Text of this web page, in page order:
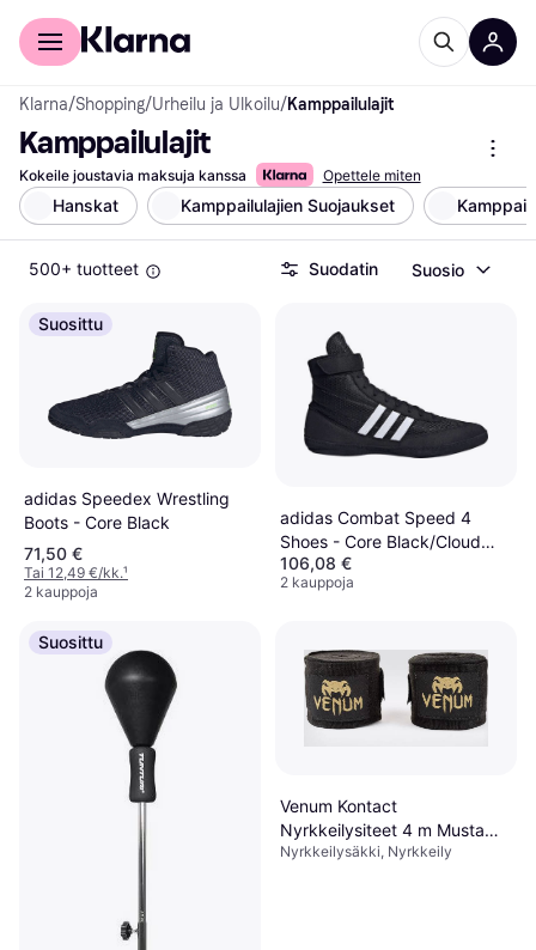
Kuluttajille
Klarna/Shopping/Urheilu ja Ulkoilu/Kamppailulajit
Kamppailulajit
Kokeile joustavia maksuja kanssa Opettele miten
Hanskat Kamppailulajien Suojaukset
500+ tuotteet Suodatin Suosio
Suosittu
adidas Speedex Wrestling
Boots - Core Black
71,50 €
Tai 12,49 €/kk.¹
2 kauppoja
adidas Combat Speed 4
Shoes - Core Black/Cloud
White
106,08 €
2 kauppoja
Suosittu
Venum Kontact
Nyrkkeilysiteet 4 m Musta
Kulta
Nyrkkeilysäkki, Nyrkkeily